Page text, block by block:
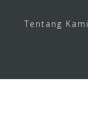
Tentang Kami